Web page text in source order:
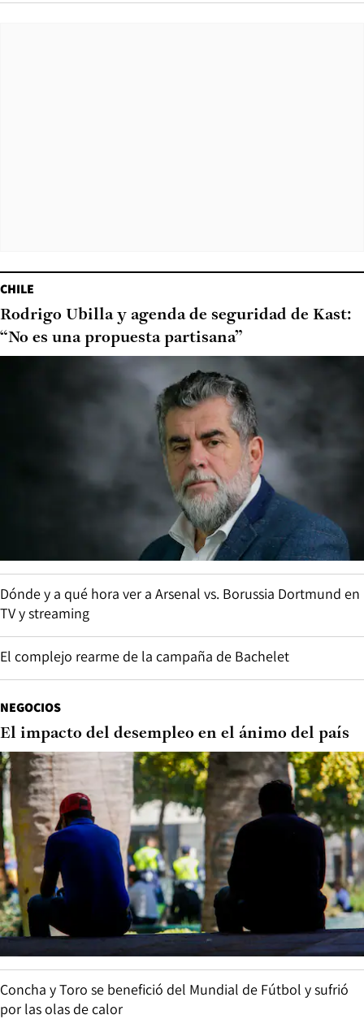
CHILE
Rodrigo Ubilla y agenda de seguridad de Kast:
“No es una propuesta partisana”
Dónde y a qué hora ver a Arsenal vs. Borussia Dortmund en
TV y streaming
El complejo rearme de la campaña de Bachelet
NEGOCIOS
El impacto del desempleo en el ánimo del país
Concha y Toro se benefició del Mundial de Fútbol y sufrió
por las olas de calor